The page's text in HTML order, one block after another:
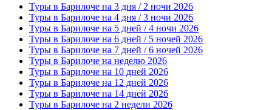
Туры в Барилоче на 3 дня / 2 ночи 2026
Туры в Барилоче на 4 дня / 3 ночи 2026
Туры в Барилоче на 5 дней / 4 ночи 2026
Туры в Барилоче на 6 дней / 5 ночей 2026
Туры в Барилоче на 7 дней / 6 ночей 2026
Туры в Барилоче на неделю 2026
Туры в Барилоче на 10 дней 2026
Туры в Барилоче на 12 дней 2026
Туры в Барилоче на 14 дней 2026
Туры в Барилоче на 2 недели 2026